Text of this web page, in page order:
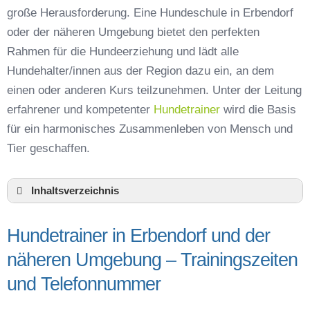
große Herausforderung. Eine Hundeschule in Erbendorf
oder der näheren Umgebung bietet den perfekten
Rahmen für die Hundeerziehung und lädt alle
Hundehalter/innen aus der Region dazu ein, an dem
einen oder anderen Kurs teilzunehmen. Unter der Leitung
erfahrener und kompetenter Hundetrainer wird die Basis
für ein harmonisches Zusammenleben von Mensch und
Tier geschaffen.
Inhaltsverzeichnis
Hundetrainer in Erbendorf und der näheren
Telefonnummer
Das macht einen guten Hundetrainer aus
Hundetrainer in Erbendorf und der
näheren Umgebung – Trainingszeiten
und Telefonnummer